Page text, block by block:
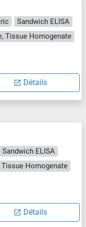
Sandwich ELISA
Tissue Homogenate
Détails
Sandwich ELISA
Tissue Homogenate
Détails